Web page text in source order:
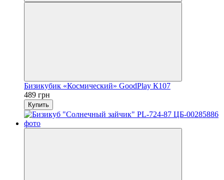
Бизикубик «Космический» GoodPlay К107
489 грн
Купить